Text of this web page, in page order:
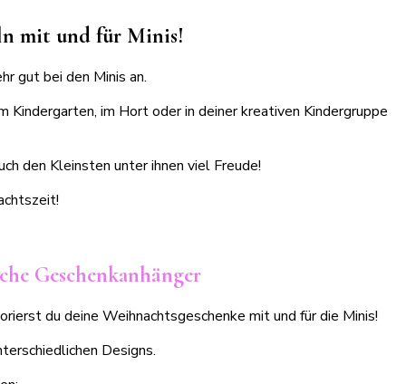
mit und für Minis!
gut bei den Minis an.
Kindergarten, im Hort oder in deiner kreativen Kindergruppe
den Kleinsten unter ihnen viel Freude!
Geschenkanhänger
du deine Weihnachtsgeschenke mit und für die Minis!
Designs.